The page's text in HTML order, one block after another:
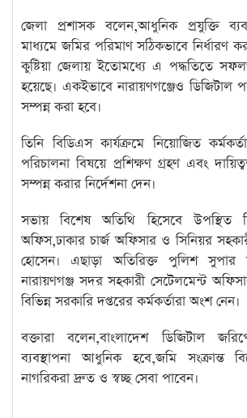
জেলা প্রশাসক বলেন,আধুনিক প্রযুক্তি
মাধ্যমে জমির পরিমাণ সঠিকভাবে নির্ধারণ
কুষ্টিয়া জেলায় ইতোমধ্যে এ পদ্ধতিতে
হয়েছে। একইভাবে নারায়ণগঞ্জেও ডিজিটাল
সম্পন্ন করা হবে।
তিনি বিডিএস কার্যক্রমে নিয়োজিত
পরিচালনা বিষয়ে প্রশিক্ষণ গ্রহণ এবং
সম্পন্ন করার নির্দেশনা দেন।
সভায় বিশেষ অতিথি হিসেবে উপস্থিত
অফিস,ঢাকার চার্জ অফিসার ও সিনিয়র
হোসেন। এছাড়া অতিরিক্ত পুলিশ
নারায়ণগঞ্জ সদর সহকারী সেটেলমেন্ট
বিভিন্ন সরকারি দপ্তরের কর্মকর্তারা অংশ নেন।
বক্তারা বলেন,বাংলাদেশ ডিজিটাল
ব্যবস্থাপনা আধুনিক হবে,জমি সংক্রান্ত
নাগরিকরা দ্রুত ও স্বচ্ছ সেবা পাবেন।